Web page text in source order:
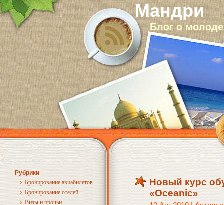
Мандри
Блог о
Рубрики
Бронирование авиабилетов
Бронирование отелей
Визы и прочьи
Новый курс
«Oceanic»